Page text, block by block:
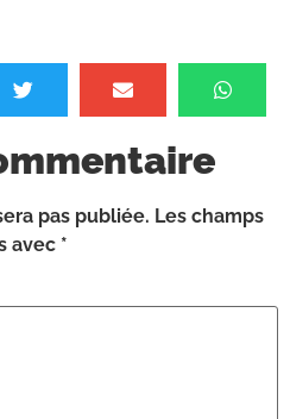
pas publiée. Les champs
avec *